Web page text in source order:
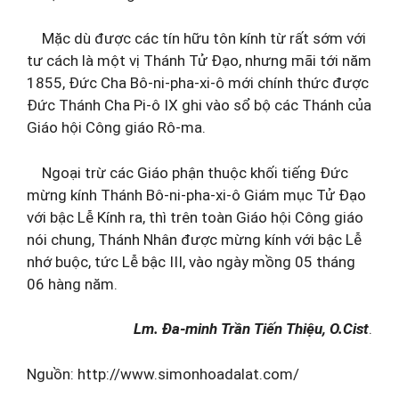
Mặc dù được các tín hữu tôn kính từ rất sớm với
tư cách là một vị Thánh Tử Đạo, nhưng mãi tới năm
1855, Đức Cha Bô-ni-pha-xi-ô mới chính thức được
Đức Thánh Cha Pi-ô IX ghi vào sổ bộ các Thánh của
Giáo hội Công giáo Rô-ma.
Ngoại trừ các Giáo phận thuộc khối tiếng Đức
mừng kính Thánh Bô-ni-pha-xi-ô Giám mục Tử Đạo
với bậc Lễ Kính ra, thì trên toàn Giáo hội Công giáo
nói chung, Thánh Nhân được mừng kính với bậc Lễ
nhớ buộc, tức Lễ bậc III, vào ngày mồng 05 tháng
06 hàng năm.
Lm. Đa-minh Trần Tiến Thiệu, O.Cist.
Nguồn: http://www.simonhoadalat.com/